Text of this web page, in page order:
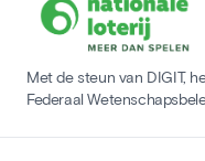
Met de steun van DIGIT,
Federaal